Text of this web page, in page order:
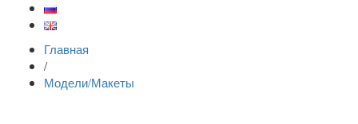
Главная
/
Модели/Макеты